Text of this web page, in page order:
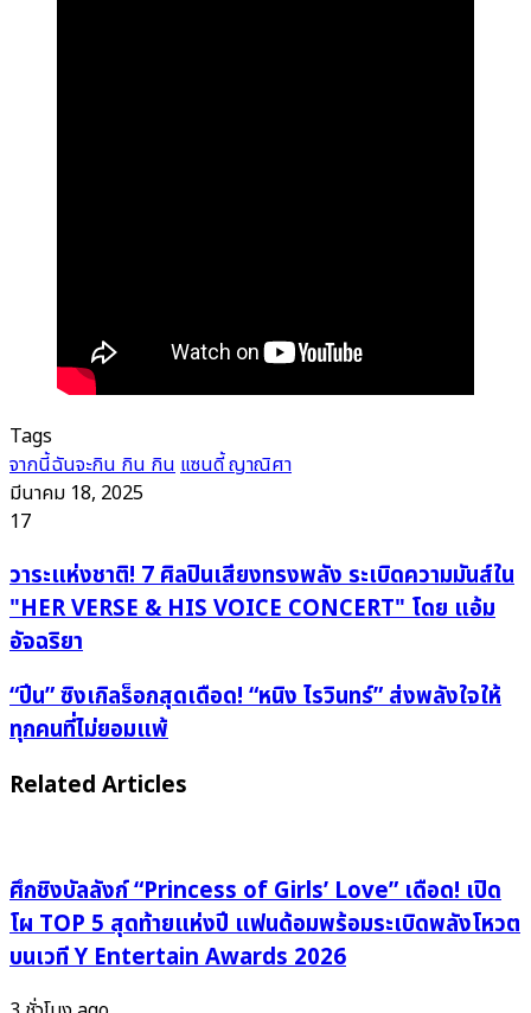
Tags
จากนี้ฉันจะกิน กิน กินแซนดี้ ญาณิศา
มีนาคม 18, 2025
17
วาระ
แห่ง
ชาติ!
7
ศิลปิน
เสียง
ทรง
พลัง
ระเบิด
ใน
"HER
VERSE
&
HIS
วาระแห่งชาติ! 7 ศิลปินเสียงทรงพลัง ระเบิดความมันส์ใน
"HER VERSE & HIS VOICE CONCERT" โดย แอ้ม
อัจฉริยา
“ปีน”
ซิงเกิล
อก
ไร
วิ
นทร์”
พลัง
“ปีน” ซิงเกิลร็อกสุดเดือด! “หนิง ไรวินทร์” ส่งพลังใจให้
ทุกคนที่ไม่ยอมแพ้
Related Articles
ศึกชิงบัลลังก์ “Princess of Girls’ Love” เดือด! เปิด
โผ TOP 5 สุดท้ายแห่งปี แฟนด้อมพร้อมระเบิดพลังโหวต
บนเวที Y Entertain Awards 2026